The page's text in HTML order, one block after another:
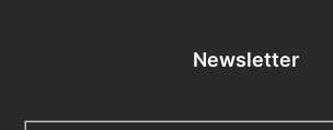
Newsletter